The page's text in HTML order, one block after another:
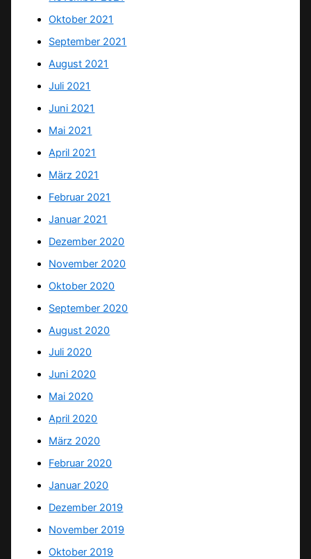
Oktober 2021
September 2021
August 2021
Juli 2021
Juni 2021
Mai 2021
April 2021
März 2021
Februar 2021
Januar 2021
Dezember 2020
November 2020
Oktober 2020
September 2020
August 2020
Juli 2020
Juni 2020
Mai 2020
April 2020
März 2020
Februar 2020
Januar 2020
Dezember 2019
November 2019
Oktober 2019